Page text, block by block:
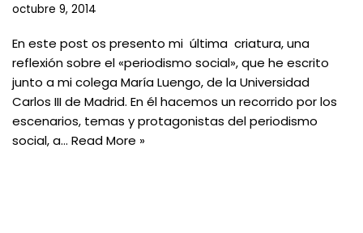
octubre 9, 2014
En este post os presento mi última criatura, una
reflexión sobre el «periodismo social», que he escrito
junto a mi colega María Luengo, de la Universidad
Carlos III de Madrid. En él hacemos un recorrido por los
escenarios, temas y protagonistas del periodismo
social, a… Read More »